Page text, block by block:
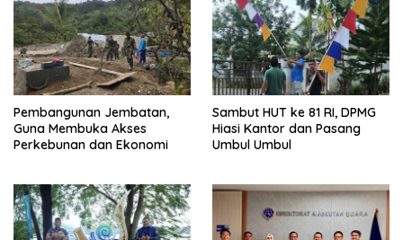
Pembangunan Jembatan,
Guna Membuka Akses
Perkebunan dan Ekonomi
Sambut HUT ke 81 RI, DPMG
Hiasi Kantor dan Pasang
Umbul Umbul